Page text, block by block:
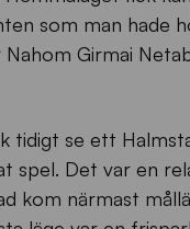
som man hade
Girmai
tidigt se ett
spel. Det var en
kom närmast